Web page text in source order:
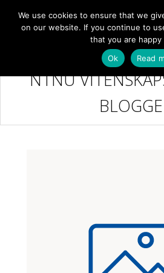
NTNU
We use cookies to ensure that we
on our website. If you continue to
that you are
Ok
Read